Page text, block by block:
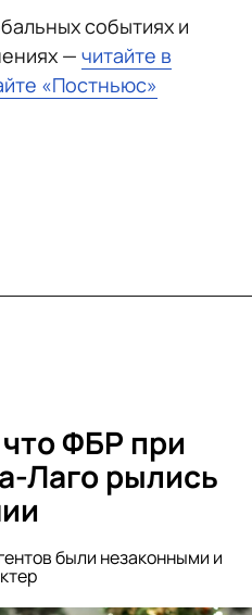
событиях и
— читайте в
«Постньюс»
ФБР при
Лаго рылись
были незаконными и